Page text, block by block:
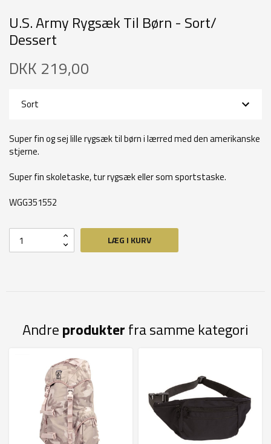
U.S. Army Rygsæk Til Børn - Sort/
Dessert
DKK 219,00
Sort
Super fin og sej lille rygsæk til børn i lærred med den amerikanske
stjerne.
Super fin skoletaske, tur rygsæk eller som sportstaske.
WGG351552
LÆG I KURV
Andreprodukterfra samme kategori
INTERIØR